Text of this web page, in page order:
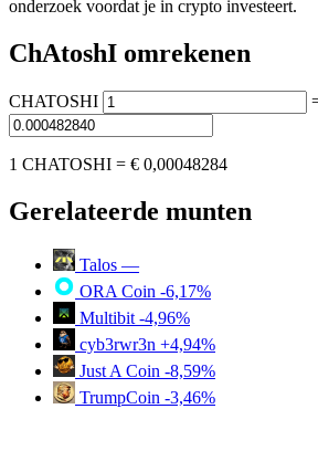
onderzoek voordat je in crypto investeert.
ChAtoshI omrekenen
CHATOSHI
1 CHATOSHI = € 0,00048284
Gerelateerde munten
Talos —
ORA Coin -6,17%
Multibit -4,96%
cyb3rwr3n +4,94%
Just A Coin -8,59%
TrumpCoin -3,46%